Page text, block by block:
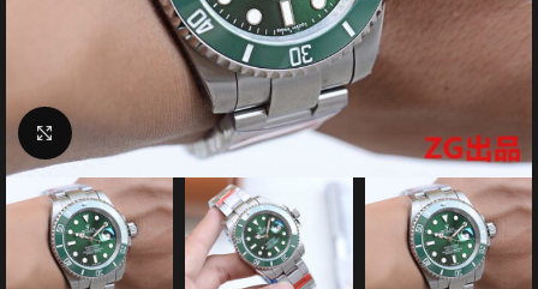
クリックで拡大